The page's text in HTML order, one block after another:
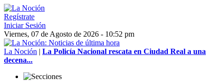
Regístrate
Iniciar Sesión
Viernes, 07 de Agosto de 2026 - 10:52 pm
La Noción | La Policía Nacional rescata en Ciudad Real a una
decena...